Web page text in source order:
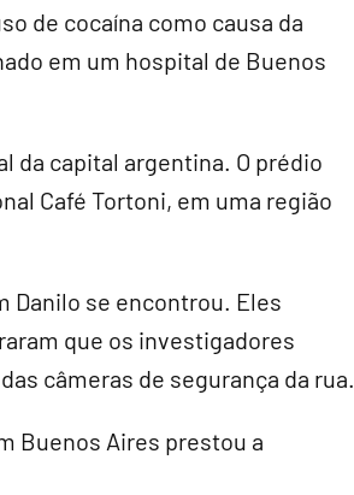
de cocaína como causa da
em um hospital de Buenos
da capital argentina. O prédio
Café Tortoni, em uma região
Danilo se encontrou. Eles
que os investigadores
câmeras de segurança da rua.
Buenos Aires prestou a